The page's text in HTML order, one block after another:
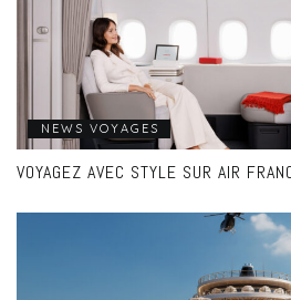
NEWS VOYAGES
VOYAGEZ AVEC STYLE SUR AIR